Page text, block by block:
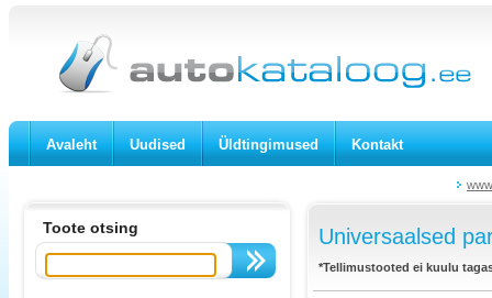
Avaleht Uudised Üldtingimused Kontakt
Toote otsing Universaalsed
*Tellimustooted ei kuulu